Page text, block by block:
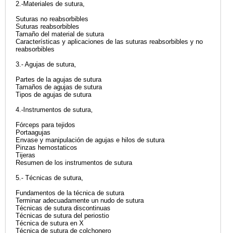
2.-Materiales de sutura,
Suturas no reabsorbibles
Suturas reabsorbibles
Tamaño del material de sutura
Características y aplicaciones de las suturas reabsorbibles y no
reabsorbibles
3.- Agujas de sutura,
Partes de la agujas de sutura
Tamaños de agujas de sutura
Tipos de agujas de sutura
4.-Instrumentos de sutura,
Fórceps para tejidos
Portaagujas
Envase y manipulación de agujas e hilos de sutura
Pinzas hemostaticos
Tijeras
Resumen de los instrumentos de sutura
5.- Técnicas de sutura,
Fundamentos de la técnica de sutura
Terminar adecuadamente un nudo de sutura
Técnicas de sutura discontinuas
Técnicas de sutura del periostio
Técnica de sutura en X
Técnica de sutura de colchonero